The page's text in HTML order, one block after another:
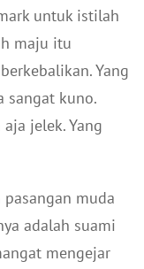
untuk istilah
maju itu
Yang
sangat kuno.
jelek. Yang
muda
adalah suami
mengejar